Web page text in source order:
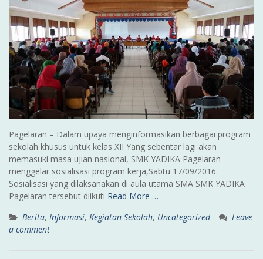
Pagelaran – Dalam upaya menginformasikan berbagai program
sekolah khusus untuk kelas XII Yang sebentar lagi akan
memasuki masa ujian nasional, SMK YADIKA Pagelaran
menggelar sosialisasi program kerja,Sabtu 17/09/2016.
Sosialisasi yang dilaksanakan di aula utama SMA SMK YADIKA
Pagelaran tersebut diikuti Read More …
Berita, Informasi, Kegiatan Sekolah, Uncategorized
Leave
a comment